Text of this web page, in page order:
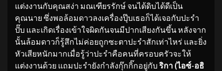
แต่งงานกับคุณสง่า มณเฑียรรักษ์ จนได้ดิบได้ดีเป็น
คุณนาย ซึ่งพอล้อมดาวลงเครื่องปุ๊บเธอก็ได้เจอกับปะรำ
ปั๊บ และเกิดเรื่องเข้าใจผิดกันจนมีปากเสียงกันขึ้น หลังจาก
นั้นล้อมดาวก็รู้สึกไม่ค่อยถูกซะตาปะรำสักเท่าไหร่ และยิ่ง
หัวเสียหนักมากเมื่อรู้ว่าปะรำคือคนที่ครอบครัวจะให้
แต่งงานด้วย แถมปะรำยังกำลังกุ๊กกิ๊กอยู่กับ ริกา (ไอซ์-อธิ